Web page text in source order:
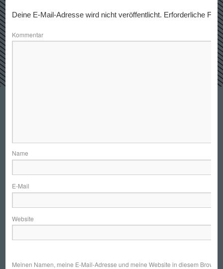
Deine E-Mail-Adresse wird nicht veröffentlicht. Erforderliche
Kommentar
E-
Website
Meinen Namen, meine E-Mail-Adresse und meine Website in diesem